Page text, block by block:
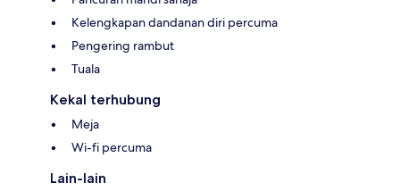
Kelengkapan dandanan diri percuma
Pengering rambut
Tuala
Kekal terhubung
Meja
Wi-fi percuma
Lain-lain